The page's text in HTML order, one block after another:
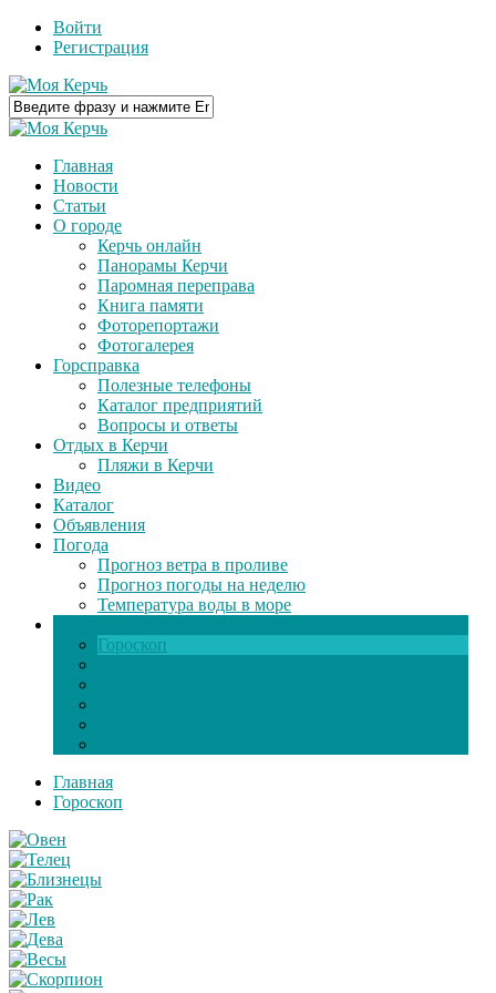
Войти
Регистрация
Главная
Новости
Статьи
О городе
Керчь онлайн
Панорамы Керчи
Паромная переправа
Книга памяти
Фоторепортажи
Фотогалерея
Горсправка
Полезные телефоны
Каталог предприятий
Вопросы и ответы
Отдых в Керчи
Пляжи в Керчи
Видео
Каталог
Объявления
Погода
Прогноз ветра в проливе
Прогноз погоды на неделю
Температура воды в море
Гороскоп
Главная
Гороскоп